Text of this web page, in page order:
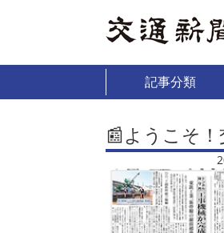
記事分類
📰ようこそ